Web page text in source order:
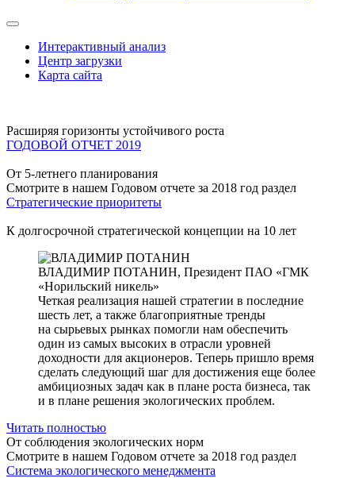
Интерактивный анализ
Центр загрузки
Карта сайта
Расширяя горизонты устойчивого роста
ГОДОВОЙ ОТЧЕТ 2019
От 5-летнего планирования
Смотрите в нашем Годовом отчете за 2018 год раздел
Стратегические приоритеты
К долгосрочной стратегической концепции на 10 лет
ВЛАДИМИР ПОТАНИН, Президент ПАО «ГМК
«Норильский никель»
Четкая реализация нашей стратегии в последние
шесть лет, а также благоприятные тренды
на сырьевых рынках помогли нам обеспечить
один из самых высоких в отрасли уровней
доходности для акционеров. Теперь пришло время
сделать следующий шаг для достижения еще более
амбициозных задач как в плане роста бизнеса, так
и в плане решения экологических проблем.
Читать полностью
От соблюдения экологических норм
Смотрите в нашем Годовом отчете за 2018 год раздел
Система экологического менеджмента